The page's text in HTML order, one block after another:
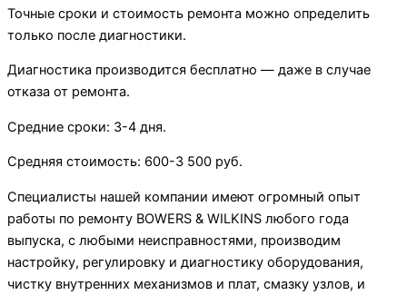
Точные сроки и стоимость ремонта можно определить
только после диагностики.
Диагностика производится бесплатно — даже в случае
отказа от ремонта.
Средние сроки: 3-4 дня.
Средняя стоимость: 600-3 500 руб.
Специалисты нашей компании имеют огромный опыт
работы по ремонту BOWERS & WILKINS любого года
выпуска, с любыми неисправностями, производим
настройку, регулировку и диагностику оборудования,
чистку внутренних механизмов и плат, смазку узлов, и